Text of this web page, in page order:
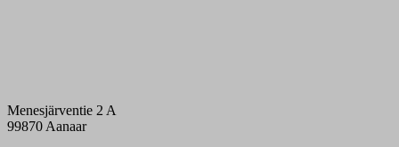
Menesjärventie 2 A
99870 Aanaar